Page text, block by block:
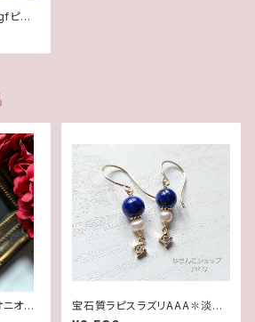
ピア
オン
イヤ
宝石質ラピスラズリAAA✽淡水
パール14kgfピアス/イヤリング